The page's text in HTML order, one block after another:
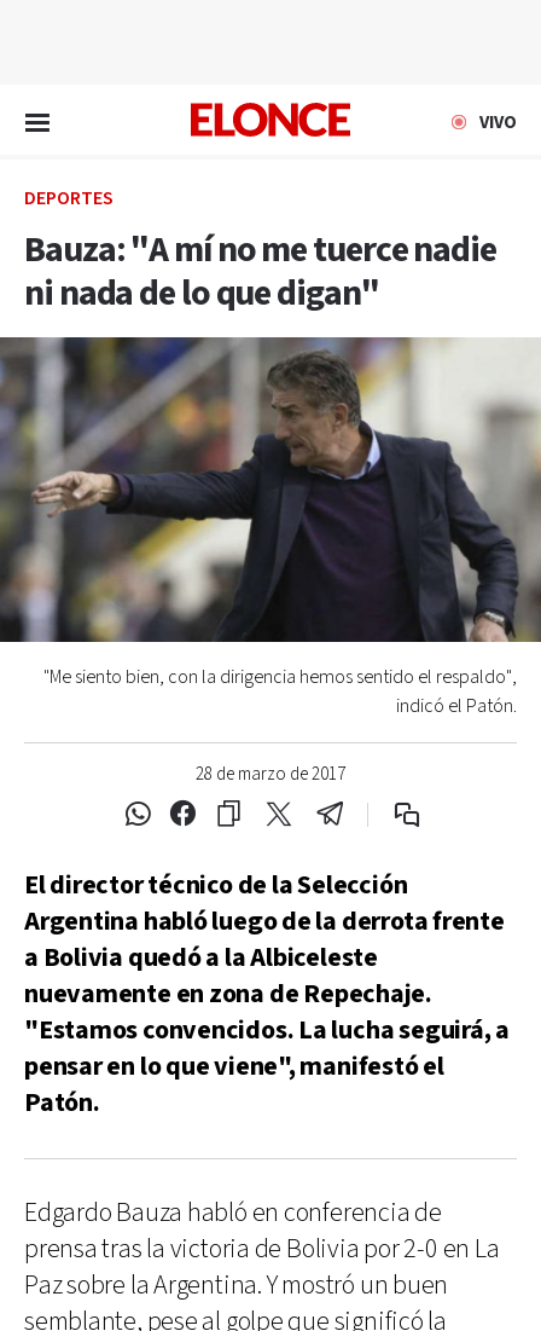
VIVO
DEPORTES
Bauza: "A mí no me tuerce nadie
ni nada de lo que digan"
28 de marzo de 2017
"Me siento bien, con la dirigencia hemos sentido el respaldo",
indicó el Patón.
El director técnico de la Selección
Argentina habló luego de la derrota frente
a Bolivia quedó a la Albiceleste
nuevamente en zona de Repechaje.
"Estamos convencidos. La lucha seguirá, a
pensar en lo que viene", manifestó el
Patón.
Edgardo Bauza habló en conferencia de
prensa tras la victoria de Bolivia por 2-0 en La
Paz sobre la Argentina. Y mostró un buen
semblante, pese al golpe que significó la